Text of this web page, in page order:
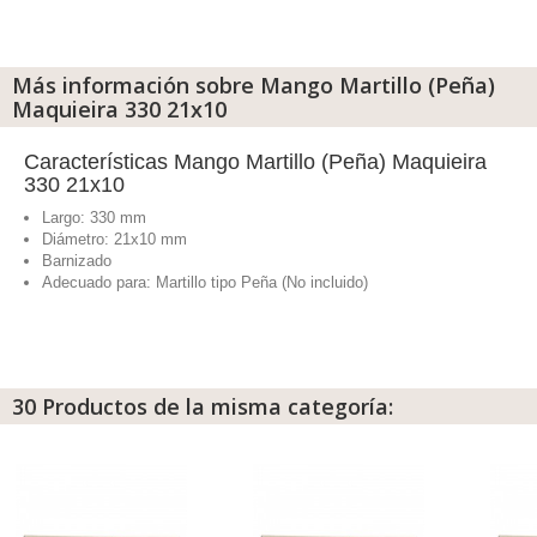
Más información sobre Mango Martillo (Peña)
Maquieira 330 21x10
Características Mango Martillo (Peña) Maquieira
330 21x10
Largo: 330 mm
Diámetro: 21x10 mm
Barnizado
Adecuado para: Martillo tipo Peña (No incluido)
30 Productos de la misma categoría: